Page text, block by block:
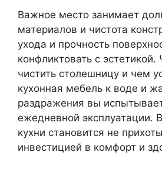
Важное место занимает
материалов и чистота
ухода и прочность
конфликтовать с
чистить столешницу и чем
кухонная мебель к воде и
раздражения вы
ежедневной эксплуатации.
кухни становится не
инвестицией в комфорт и